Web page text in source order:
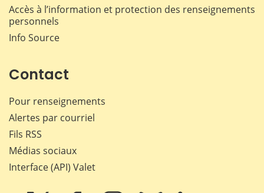
Accès à l’information et protection des renseignements
personnels
Info Source
Contact
Pour renseignements
Alertes par courriel
Fils RSS
Médias sociaux
Interface (API) Valet